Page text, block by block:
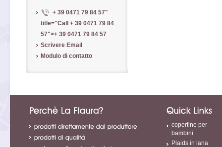
+ 39 0471 79 84 57"
title="Call + 39 0471 79 84
57">+ 39 0471 79 84 57
Scrivere Email
Modulo di contatto
copertine per
bambini
Plaids in lana